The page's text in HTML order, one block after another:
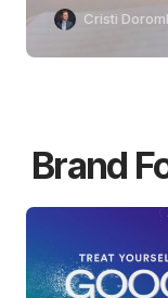
Cristi
Brand